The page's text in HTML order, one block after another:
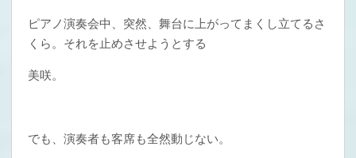
ピアノ演奏会中、突然、舞台に上がってまくし立てるさ
くら。それを止めさせようとする
美咲。
でも、演奏者も客席も全然動じない。